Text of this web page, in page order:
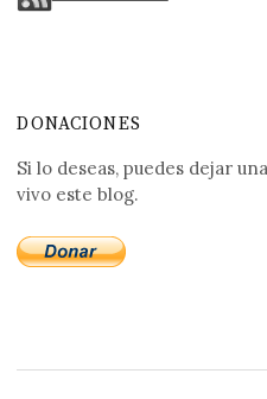
DONACIONES
Si lo deseas, puedes dejar
vivo este blog.